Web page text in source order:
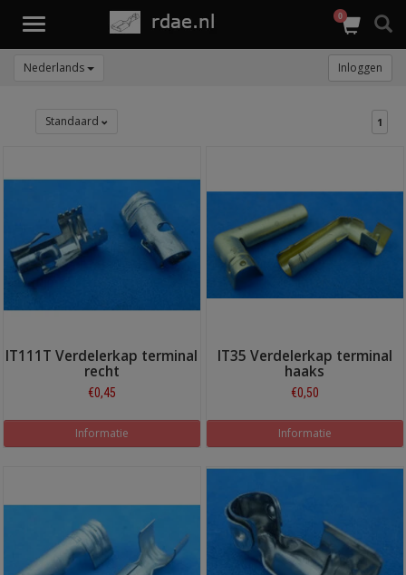
Toggle
0
Nederlands Inloggen
Standaard 1
IT111T Verdelerkap terminal
recht
€0,45
Informatie
IT35 Verdelerkap terminal
haaks
€0,50
Informatie